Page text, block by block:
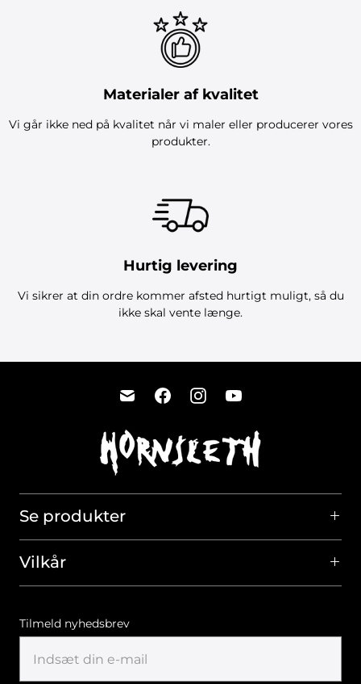
Materialer af kvalitet
Vi går ikke ned på kvalitet når vi maler eller producerer vores
produkter.
Hurtig levering
Vi sikrer at din ordre kommer afsted hurtigt muligt, så du
ikke skal vente længe.
Se produkter
Vilkår
Tilmeld nyhedsbrev